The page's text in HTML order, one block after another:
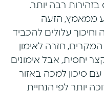
בזהירות רבה יותר.
ממאמץ, הזעה
עלולים להכביד
חזרה לאימון
יחסית, אבל אימונים
עם סיכון למכה באזור
יותר לפי הנחיית